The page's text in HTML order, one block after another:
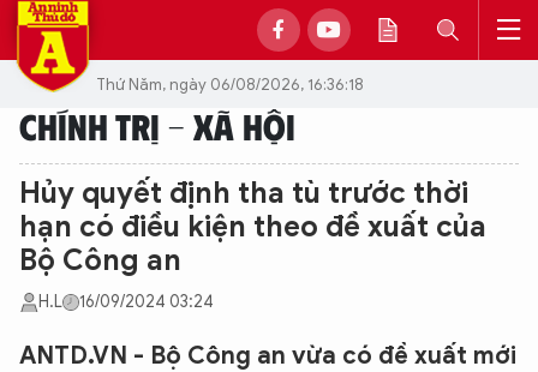
Thứ Năm, ngày 06/08/2026, 16:36:18
CHÍNH TRỊ - XÃ HỘI
Hủy quyết định tha tù trước thời
hạn có điều kiện theo đề xuất của
Bộ Công an
H.L 16/09/2024 03:24
ANTD.VN - Bộ Công an vừa có đề xuất mới